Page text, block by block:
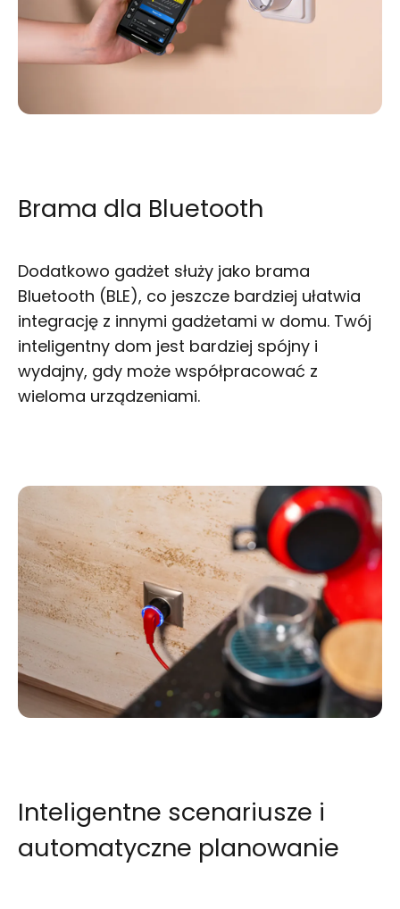
Brama dla Bluetooth
Dodatkowo gadżet służy jako brama
Bluetooth (BLE), co jeszcze bardziej ułatwia
integrację z innymi gadżetami w domu. Twój
inteligentny dom jest bardziej spójny i
wydajny, gdy może współpracować z
wieloma urządzeniami.
Inteligentne scenariusze i
automatyczne planowanie